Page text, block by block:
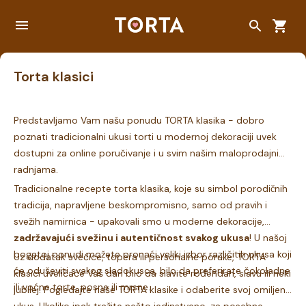
Torta klasici
Predstavljamo Vam našu ponudu TORTA klasika - dobro
poznati tradicionalni ukusi torti u modernoj dekoraciji uvek
dostupni za online poručivanje i u svim našim maloprodajnim
radnjama.
Tradicionalne recepte torta klasika, koje su simbol porodičnih
tradicija, napravljene beskompromisno, samo od pravih i
svežih namirnica - upakovali smo u moderne dekoracije,
zadržavajući svežinu i autentičnost svakog ukusa! U našoj
bogatoj ponudi možete pronaći veliki izbor različitih ukusa koji
će oduševiti svakog sladokusca, bilo da preferirate čokoladne
ili voćne torte, posne ili mrsne.
Uz dodatak svećice, topera ili personalne poruke, TORTA
klasici uveličaće Vaš dan bilo da slavite rođendan, slavu ili neki
jubilej! Pogledajte naše TORTA klasike i odaberite svoj omiljeni